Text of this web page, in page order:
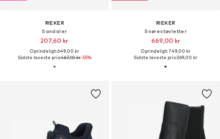
RIEKER
Sandaler
207,60 kr
Oprindeligt: 649,00 kr
Sidste laveste pris:467,10 kr-55%
RIEKER
Snørestøvletter
669,00 kr
Oprindeligt: 749,00 kr
Sidste laveste pris:369,00 kr